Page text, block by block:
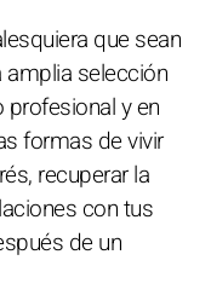
que sean
selección
y en
formas de vivir
recuperar la
con tus
de un